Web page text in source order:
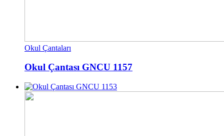
Okul Çantaları
Okul Çantası GNCU 1157